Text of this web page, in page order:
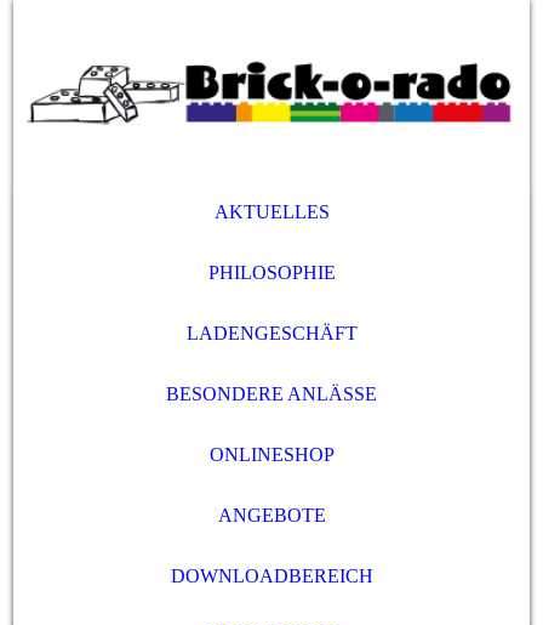
AKTUELLES
PHILOSOPHIE
LADENGESCHÄFT
BESONDERE ANLÄSSE
ONLINESHOP
ANGEBOTE
DOWNLOADBEREICH